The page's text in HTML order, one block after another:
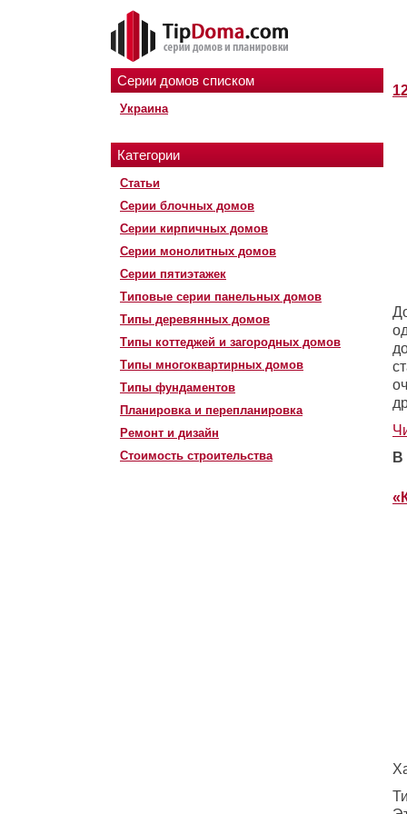
Серии домов списком
Украина
Категории
Статьи
Серии блочных домов
Серии кирпичных домов
Серии монолитных домов
Серии пятиэтажек
Типовые серии панельных домов
Типы деревянных домов
Типы коттеджей и загородных домов
Типы многоквартирных домов
Типы фундаментов
Планировка и перепланировка
Ремонт и дизайн
Стоимость строительства
В